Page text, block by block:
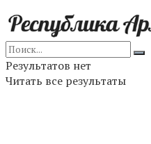
Результатов нет
Читать все результаты